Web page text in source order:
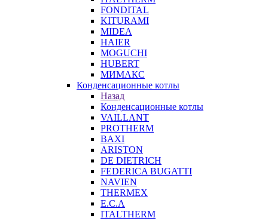
FONDITAL
KITURAMI
MIDEA
HAIER
MOGUCHI
HUBERT
МИМАКС
Конденсационные котлы
Назад
Конденсационные котлы
VAILLANT
PROTHERM
BAXI
ARISTON
DE DIETRICH
FEDERICA BUGATTI
NAVIEN
THERMEX
E.C.A
ITALTHERM